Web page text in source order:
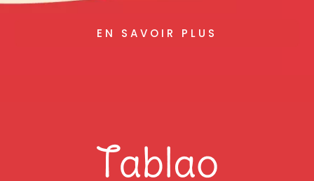
EN SAVOIR PLUS